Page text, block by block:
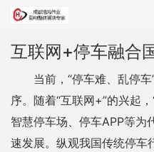
互联网+停车融合
当前，“停车难、乱停
序。随着“互联网+”的兴起
智慧停车场、停车APP等为
速发展。纵观我国传统停车